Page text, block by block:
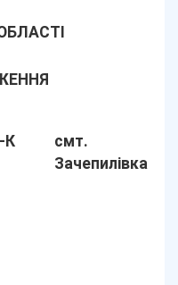
К
смт.
Зачепилівка